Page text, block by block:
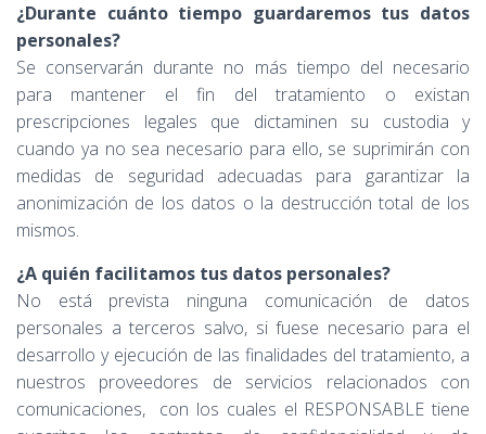
¿Durante cuánto tiempo guardaremos tus datos
personales?
Se conservarán durante no más tiempo del necesario
para mantener el fin del tratamiento o existan
prescripciones legales que dictaminen su custodia y
cuando ya no sea necesario para ello, se suprimirán con
medidas de seguridad adecuadas para garantizar la
anonimización de los datos o la destrucción total de los
mismos.
¿A quién facilitamos tus datos personales?
No está prevista ninguna comunicación de datos
personales a terceros salvo, si fuese necesario para el
desarrollo y ejecución de las finalidades del tratamiento, a
nuestros proveedores de servicios relacionados con
comunicaciones, con los cuales el RESPONSABLE tiene